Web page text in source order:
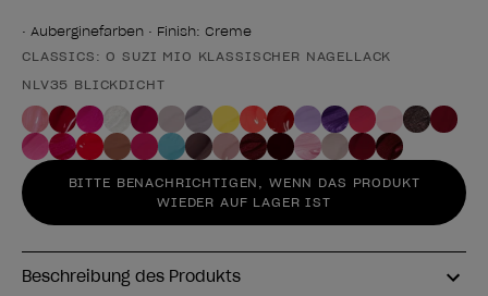
• Auberginefarben • Finish: Creme
Form des Produkts
CLASSICS: O SUZI MIO KLASSISCHER NAGELLACK
NLV35 BLICKDICHT
BITTE BENACHRICHTIGEN, WENN DAS PRODUKT
WIEDER AUF LAGER IST
Beschreibung des Produkts